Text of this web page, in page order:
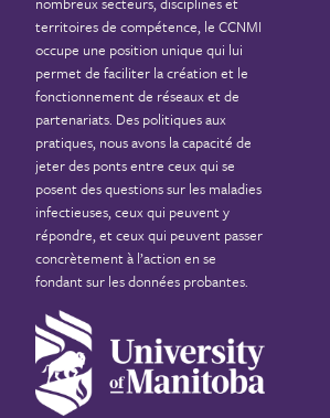
territoires de compétence, le CCNMI
occupe une position unique qui lui
permet de faciliter la création et le
fonctionnement de réseaux et de
partenariats. Des politiques aux
pratiques, nous avons la capacité de
jeter des ponts entre ceux qui se
posent des questions sur les maladies
infectieuses, ceux qui peuvent y
répondre, et ceux qui peuvent passer
concrètement à l’action en se
fondant sur les données probantes.